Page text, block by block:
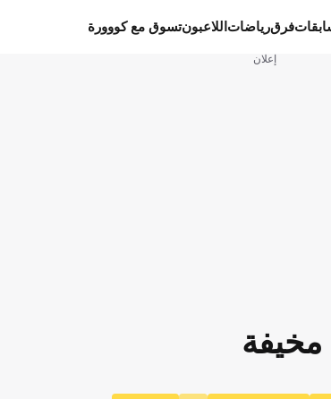
فرقرياضات اللاعبونتسوق مع كووورة
إعلان